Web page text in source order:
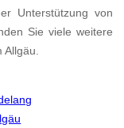
Unterstützung von
Sie viele weitere